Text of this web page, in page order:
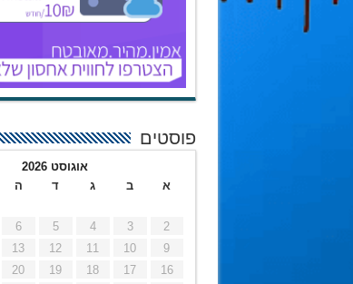
פוסטים
אוגוסט 2026
א
ב ג ד ה
2
3
4
5
6
9
10
11
12
13
16
17
18
19
20